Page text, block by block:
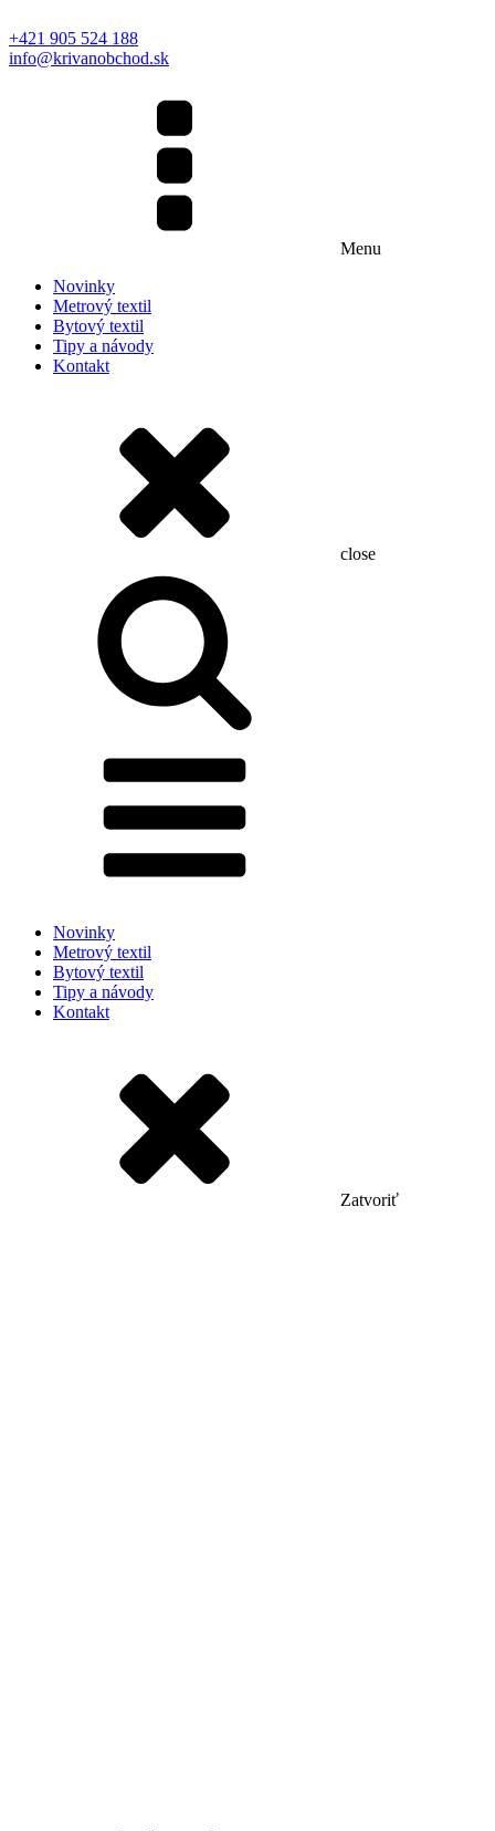
+421 905 524 188
info@krivanobchod.sk
Menu
Novinky
Metrový textil
Bytový textil
Tipy a návody
Kontakt
close
Novinky
Metrový textil
Bytový textil
Tipy a návody
Kontakt
Zatvoriť